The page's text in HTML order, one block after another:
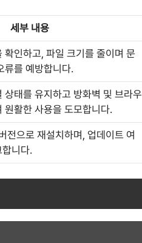
세부 내용
확인하고, 파일 크기를 줄이며 문
류를 예방합니다.
상태를 유지하고 방화벽 및 브라우
원활한 사용을 도모합니다.
전으로 재설치하며, 업데이트 여
니다.